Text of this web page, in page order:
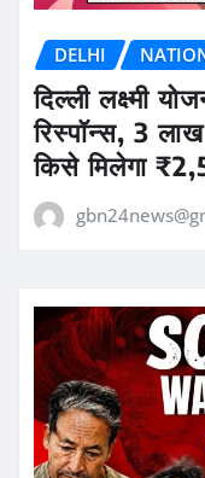
DELHI
दिल्ली लक्ष्मी
रिस्पॉन्स, 3
किसे मिलेगा